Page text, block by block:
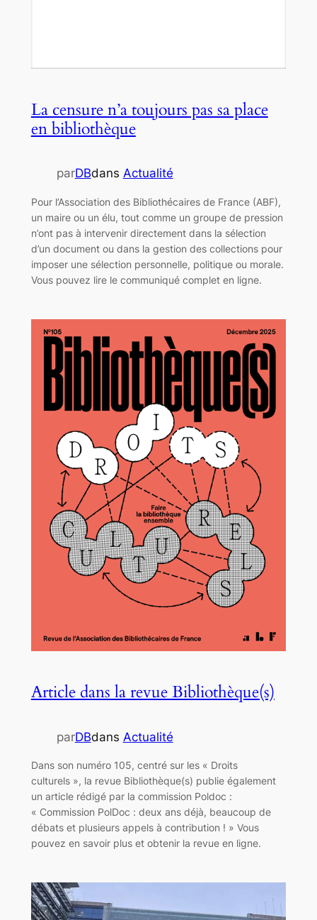
La censure n’a toujours pas sa place
en bibliothèque
parDBdans Actualité
Pour l’Association des Bibliothécaires de France (ABF),
un maire ou un élu, tout comme un groupe de pression
n’ont pas à intervenir directement dans la sélection
d’un document ou dans la gestion des collections pour
imposer une sélection personnelle, politique ou morale.
Vous pouvez lire le communiqué complet en ligne.
Article dans la revue Bibliothèque(s)
parDBdans Actualité
Dans son numéro 105, centré sur les « Droits
culturels », la revue Bibliothèque(s) publie également
un article rédigé par la commission Poldoc :
« Commission PolDoc : deux ans déjà, beaucoup de
débats et plusieurs appels à contribution ! » Vous
pouvez en savoir plus et obtenir la revue en ligne.